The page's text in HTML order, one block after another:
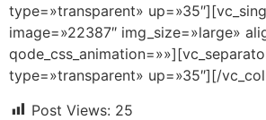
type=»transparent»
image=»22387″ img_size=»large»
type=»transparent» up=»35″][/
Post Views: 25